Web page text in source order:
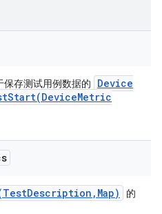
保存测试用例数据的
Device
DeviceMetric
TestDescription , Map)
的